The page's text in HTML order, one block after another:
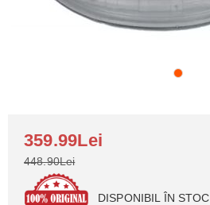
359.99Lei
448.90Lei
DISPONIBIL ÎN STOC